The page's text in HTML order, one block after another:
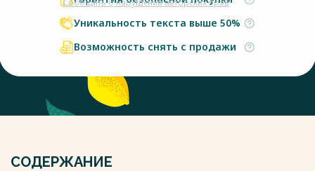
Сообщить о нарушении авторских прав
Уникальность текста выше 50%
Возможность снять с продажи
СОДЕРЖАНИЕ